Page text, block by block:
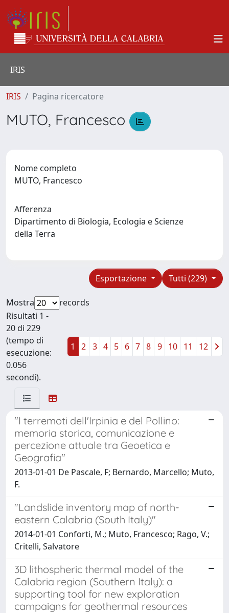
IRIS
IRIS Pagina ricercatore
MUTO, Francesco
Nome completo
MUTO, Francesco
Afferenza
Dipartimento di Biologia, Ecologia e Scienze
della Terra
Tutti (229)
Esportazione
Mostra
records
Risultati 1 -
20 di 229
(tempo di
esecuzione:
0.056
secondi).
1 2 3 4 5 6 7 8 9 10 11 12
"I terremoti dell'Irpinia e del Pollino:
memoria storica, comunicazione e
percezione attuale tra Geoetica e
Geografia"
2013-01-01 De Pascale, F; Bernardo, Marcello; Muto,
F.
"Landslide inventory map of north-
eastern Calabria (South Italy)"
2014-01-01 Conforti, M.; Muto, Francesco; Rago, V.;
Critelli, Salvatore
3D lithospheric thermal model of the
Calabria region (Southern Italy): a
supporting tool for new exploration
campaigns for geothermal resources